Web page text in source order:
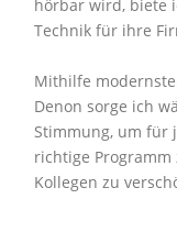
hörbar wird, biete
Technik für ihre
Mithilfe
Denon sorge ich
Stimmung, um für
richtige
Kollegen zu